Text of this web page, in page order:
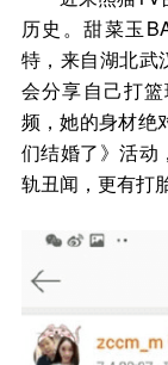
历史。甜菜玉
特，来自湖北武
会分享自己打
频，她的身材绝
们结婚了》活动
轨丑闻，更有打